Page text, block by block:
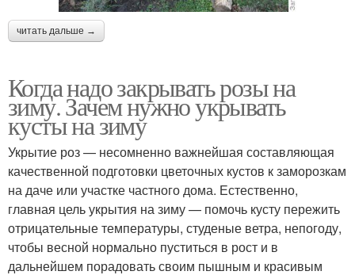
читать дальше →
Когда надо закрывать розы на
зиму. Зачем нужно укрывать
кусты на зиму
Укрытие роз — несомненно важнейшая составляющая
качественной подготовки цветочных кустов к заморозкам
на даче или участке частного дома. Естественно,
главная цель укрытия на зиму — помочь кусту пережить
отрицательные температуры, студеные ветра, непогоду,
чтобы весной нормально пуститься в рост и в
дальнейшем порадовать своим пышным и красивым